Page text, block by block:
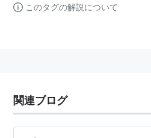
このタグの解説について
関連ブログ